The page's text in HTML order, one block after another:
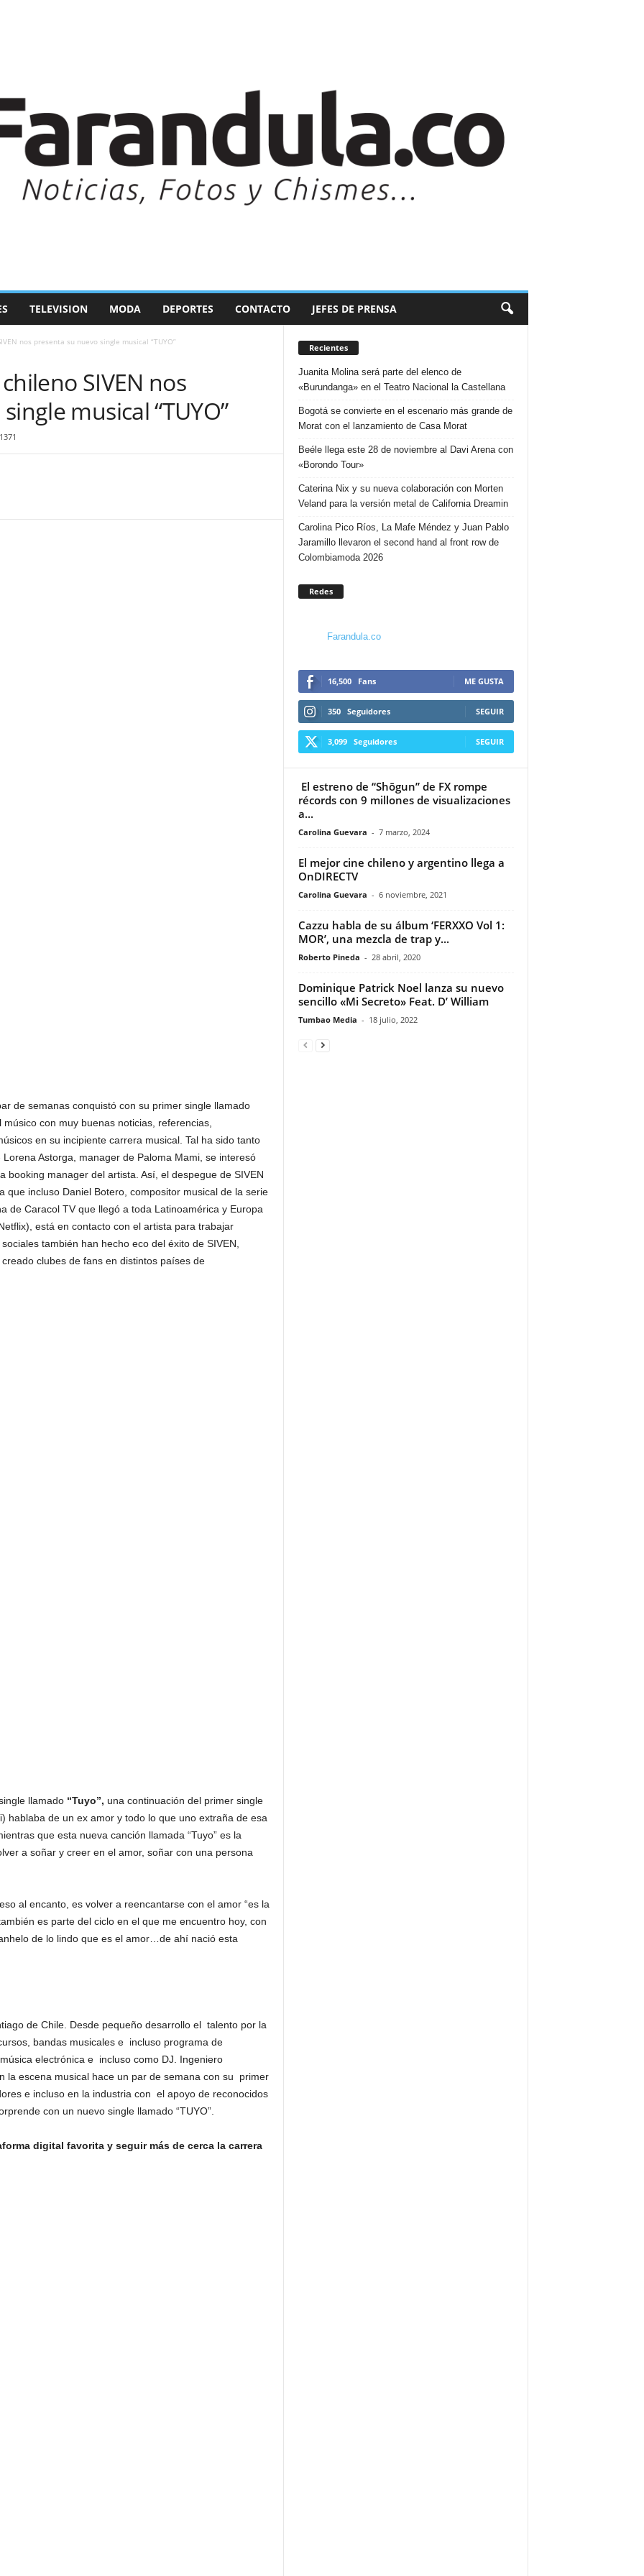
TELEVISION MODA DEPORTES CONTACTO JEFES DE PRENSA
nos presenta su nuevo single musical “TUYO”
SIVEN nos
musical “TUYO”
1371
de semanas conquistó con su primer single llamado
con muy buenas noticias, referencias,
en su incipiente carrera musical. Tal ha sido tanto
Astorga, manager de Paloma Mami, se interesó
booking manager del artista. Así, el despegue de SIVEN
que incluso Daniel Botero, compositor musical de la serie
de Caracol TV que llegó a toda Latinoamérica y Europa
está en contacto con el artista para trabajar
también han hecho eco del éxito de SIVEN,
clubes de fans en distintos países de
llamado “Tuyo”, una continuación del primer single
hablaba de un ex amor y todo lo que uno extraña de esa
que esta nueva canción llamada “Tuyo” es la
a soñar y creer en el amor, soñar con una persona
al encanto, es volver a reencantarse con el amor “es la
es parte del ciclo en el que me encuentro hoy, con
de lo lindo que es el amor…de ahí nació esta
de Chile. Desde pequeño desarrollo el talento por la
bandas musicales e incluso programa de
electrónica e incluso como DJ. Ingeniero
la escena musical hace un par de semana con su primer
e incluso en la industria con el apoyo de reconocidos
con un nuevo single llamado “TUYO”.
digital favorita y seguir más de cerca la carrera
Recientes
Juanita Molina será parte del elenco de
«Burundanga» en el Teatro Nacional la Castellana
Bogotá se convierte en el escenario más grande de
Morat con el lanzamiento de Casa Morat
Beéle llega este 28 de noviembre al Davi Arena con
«Borondo Tour»
Caterina Nix y su nueva colaboración con Morten
Veland para la versión metal de California Dreamin
Carolina Pico Ríos, La Mafe Méndez y Juan Pablo
Jaramillo llevaron el second hand al front row de
Colombiamoda 2026
Redes
Farandula.co
16,500 Fans ME GUSTA
350 Seguidores SEGUIR
3,099 Seguidores SEGUIR
El estreno de “Shōgun” de FX rompe
récords con 9 millones de visualizaciones
a...
Carolina Guevara - 7 marzo, 2024
El mejor cine chileno y argentino llega a
OnDIRECTV
Carolina Guevara - 6 noviembre, 2021
Cazzu habla de su álbum ‘FERXXO Vol 1:
MOR’, una mezcla de trap y...
Roberto Pineda - 28 abril, 2020
Dominique Patrick Noel lanza su nuevo
sencillo «Mi Secreto» Feat. D’ William
Tumbao Media - 18 julio, 2022